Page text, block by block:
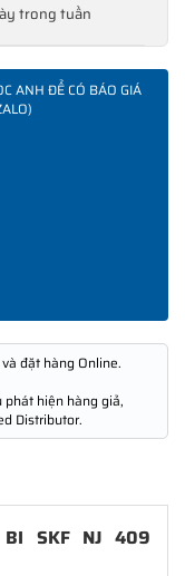
trong tuần
ANH ĐỂ CÓ BÁO GIÁ
đặt hàng Online.
hiện hàng giả,
Distributor.
BI SKF NJ 409